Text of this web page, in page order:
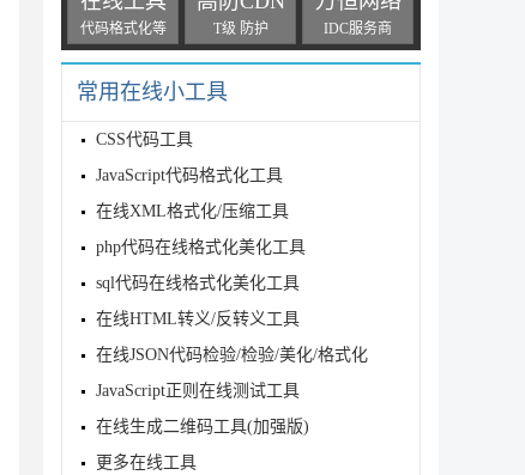
代码格式化等 T级 防护 IDC服务商
常用在线小工具
CSS代码工具
JavaScript代码格式化工具
在线XML格式化/压缩工具
php代码在线格式化美化工具
sql代码在线格式化美化工具
在线HTML转义/反转义工具
在线JSON代码检验/检验/美化/格式化
JavaScript正则在线测试工具
在线生成二维码工具(加强版)
更多在线工具